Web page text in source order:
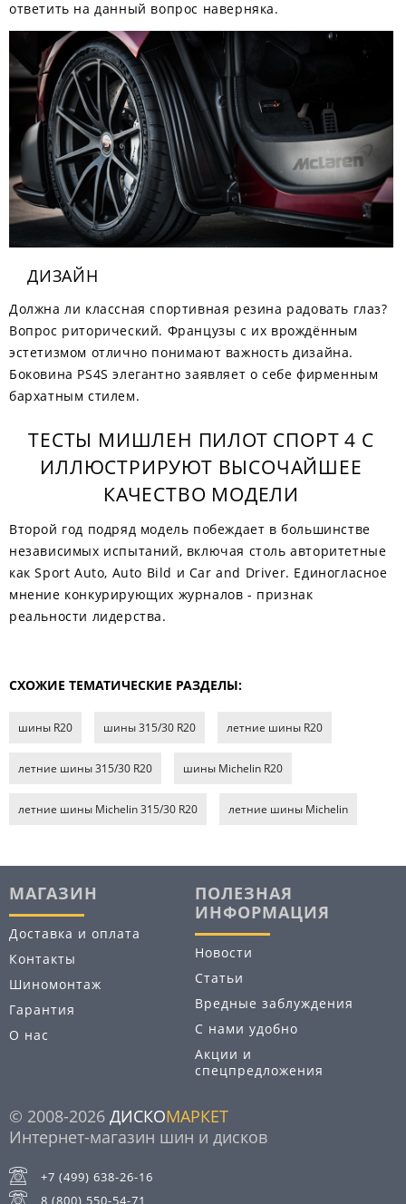
ответить на данный вопрос наверняка.
ДИЗАЙН
Должна ли классная спортивная резина радовать глаз?
Вопрос риторический. Французы с их врождённым
эстетизмом отлично понимают важность дизайна.
Боковина PS4S элегантно заявляет о себе фирменным
бархатным стилем.
ТЕСТЫ МИШЛЕН ПИЛОТ СПОРТ 4 С
ИЛЛЮСТРИРУЮТ ВЫСОЧАЙШЕЕ
КАЧЕСТВО МОДЕЛИ
Второй год подряд модель побеждает в большинстве
независимых испытаний, включая столь авторитетные
как Sport Auto, Auto Bild и Car and Driver. Единогласное
мнение конкурирующих журналов - признак
реальности лидерства.
СХОЖИЕ ТЕМАТИЧЕСКИЕ РАЗДЕЛЫ:
шины R20 шины 315/30 R20 летние шины R20
летние шины 315/30 R20 шины Michelin R20
летние шины Michelin 315/30 R20 летние шины Michelin
МАГАЗИН
Доставка и оплата
Контакты
Шиномонтаж
Гарантия
О нас
ПОЛЕЗНАЯ
ИНФОРМАЦИЯ
Новости
Статьи
Вредные заблуждения
С нами удобно
Акции и
спецпредложения
© 2008-2026 ДИСКОМАРКЕТ
Интернет-магазин шин и дисков
+7 (499) 638-26-16
8 (800) 550-54-71